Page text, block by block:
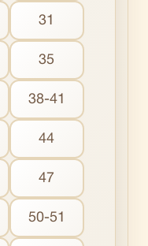
31
35
38-41
44
47
50-51